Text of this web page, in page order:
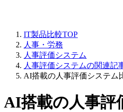
IT製品比較TOP
人事・労務
人事評価システム
人事評価システムの関連記
AI搭載の人事評価システム
AI搭載の人事評